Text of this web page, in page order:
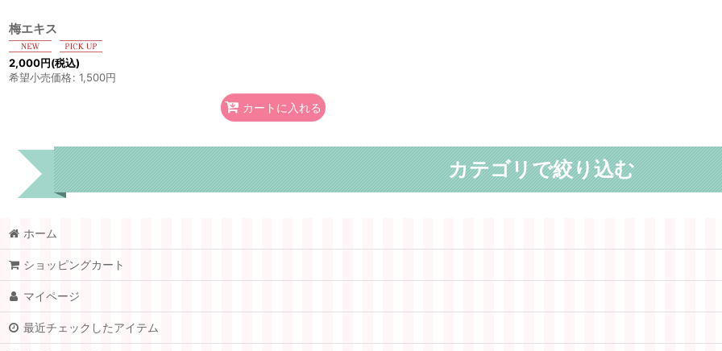
梅エキス
2,000円(税込)
希望小売価格: 1,500円
カートに入れる
カテゴリで絞り込む
梅加工商品 (全商品)
梅エキス
インスタント梅ジュース
ホーム
ショッピングカート
マイページ
最近チェックしたアイテム